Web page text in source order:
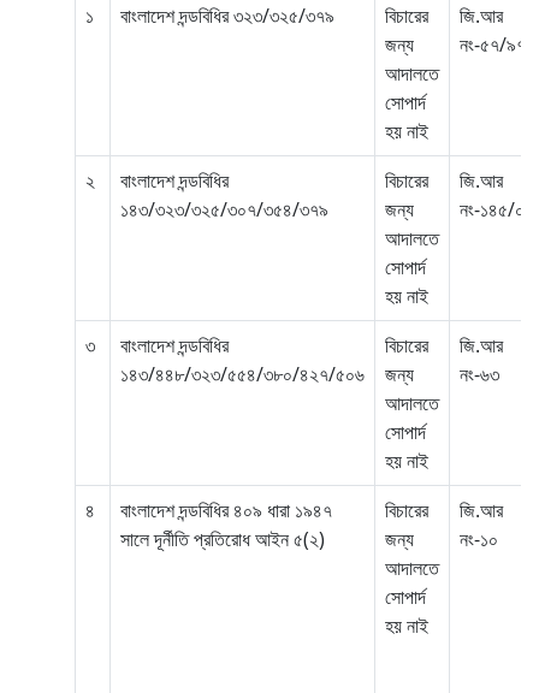
১ বাংলাদেশ দন্ডবিধির ৩২৩/৩২৫/৩৭৯
বিচারের
জন্য
আদালতে
সোপার্দ
হয় নাই
জি.আর
নং-৫৭/৯৭
২
বাংলাদেশ দন্ডবিধির
১৪৩/৩২৩/৩২৫/৩০৭/৩৫৪/৩৭৯
বিচারের
জন্য
আদালতে
সোপার্দ
হয় নাই
জি.আর
নং-১৪৫/০২
৩
বাংলাদেশ দন্ডবিধির
১৪৩/৪৪৮/৩২৩/৫৫৪/৩৮০/৪২৭/৫০৬
বিচারের
জন্য
আদালতে
সোপার্দ
হয় নাই
জি.আর
নং-৬৩
৪
বাংলাদেশ দন্ডবিধির ৪০৯ ধারা ১৯৪৭
সালে দূর্নীতি প্রতিরোধ আইন ৫(২)
বিচারের
জন্য
আদালতে
সোপার্দ
হয় নাই
জি.আর
নং-১০